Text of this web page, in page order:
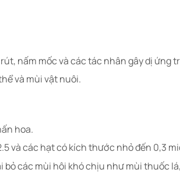
nấm mốc và các tác nhân gây dị ứng
và mùi vật nuôi.​
hoa.​
và các hạt có kích thước nhỏ đến 0,3
bỏ các mùi hôi khó chịu như mùi thuốc